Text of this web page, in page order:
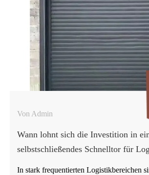
Rolltore, Sensoren oder Lieferzeiten
sollten sich Käufer, die ein Schnelllauftor
auf den Produktnamen verlassen.
Schnelllauftore müssen Öffnungsgröße,
Luftführung, Sicherheitsanforderungen
Wartungszugang berücksichtigen.
ermöglichen einen schnelleren
Von Admin
Wann lohnt sich die Investition in
selbstschließendes Schnelltor für
In stark frequentierten Logistikbereichen